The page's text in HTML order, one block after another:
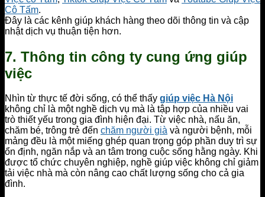
Cô Tấm.
Đây là các kênh giúp khách hàng theo dõi thông tin và cập
nhật dịch vụ thuận tiện hơn.
7. Thông tin công ty cung ứng giúp
việc
Nhìn từ thực tế đời sống, có thể thấy giúp việc Hà Nội
không chỉ là một nghề dịch vụ mà là tập hợp của nhiều vai
trò thiết yếu trong gia đình hiện đại. Từ việc nhà, nấu ăn,
chăm bé, trông trẻ đến chăm người già và người bệnh, mỗi
mảng đều là một miếng ghép quan trọng góp phần duy trì sự
ổn định, ngăn nắp và an tâm trong cuộc sống hằng ngày. Khi
được tổ chức chuyên nghiệp, nghề giúp việc không chỉ giảm
tải việc nhà mà còn nâng cao chất lượng sống cho cả gia
đình.